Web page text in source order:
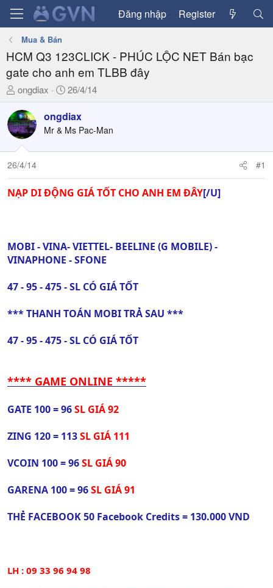
Đăng nhập Register
Mua & Bán
HCM Q3 123CLICK - PHÚC LỘC NET Bán bạc
gate cho anh em TLBB đây
T
r
e
a
d
s
t
a
r
ongdiax
N
à
y
ử
26/4/14
ongdiax
Mr & Ms Pac-Man
26/4/14 #1
NẠP DI ĐỘNG GIÁ TỐT CHO ANH EM ĐÂY[/U]
MOBI - VINA- VIETTEL- BEELINE (G MOBILE) -
VINAPHONE - SFONE
47 - 95 - 475 - SL CÓ GIÁ TỐT
*** THANH TOÁN MOBI TRẢ SAU ***
47 - 95 - 475 - SL CÓ GIÁ TỐT
**** GAME ONLINE *****
GATE 100 = 96SL GIÁ 92
ZING 120 = 113SL GIÁ 111
VCOIN 100 = 96SL GIÁ 90
GARENA 100 = 96SL GIÁ 91
THẺ FACEBOOK 50 Facebook Credits = 130.000 VND
LH : 09 33 96 94 98